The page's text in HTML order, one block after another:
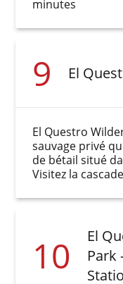
minutes
9 El
El Questro
sauvage privé
de bétail situé
Visitez la
10
El
Park